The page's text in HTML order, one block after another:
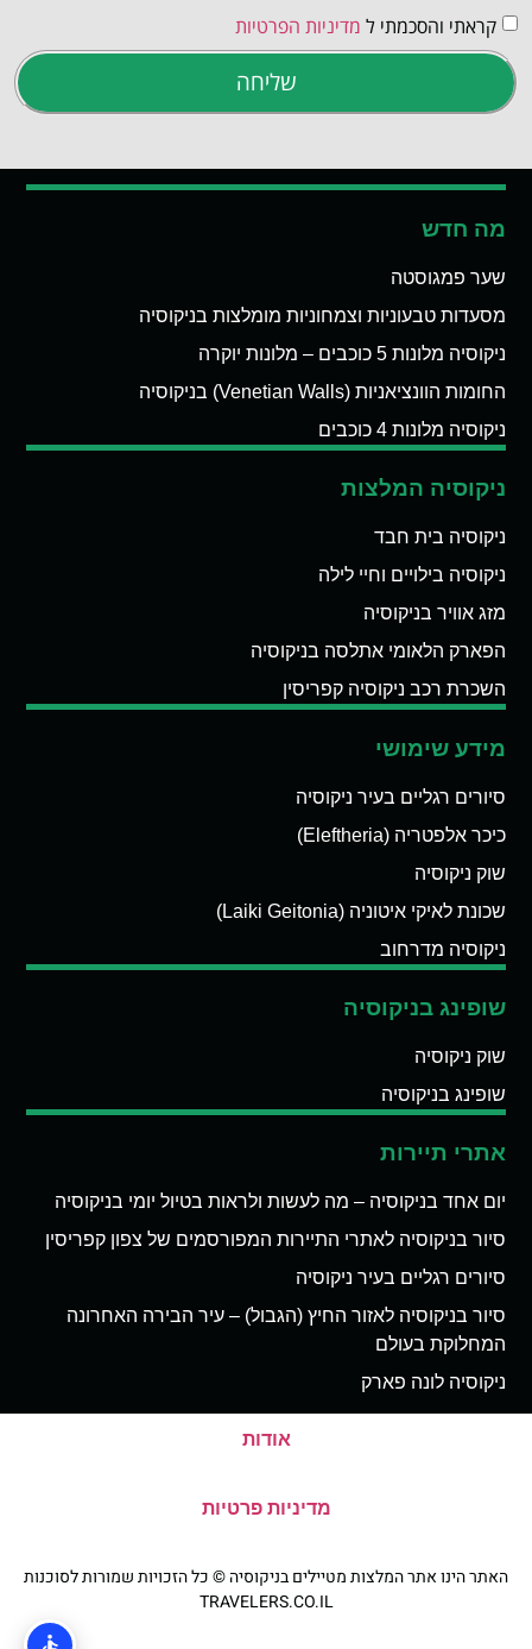
קראתי והסכמתי ל מדיניות הפרטיות
שליחה
מה חדש
שער פמגוסטה
מסעדות טבעוניות וצמחוניות מומלצות בניקוסיה
ניקוסיה מלונות 5 כוכבים – מלונות יוקרה
החומות הוונציאניות (Venetian Walls) בניקוסיה
ניקוסיה מלונות 4 כוכבים
ניקוסיה המלצות
ניקוסיה בית חבד
ניקוסיה בילויים וחיי לילה
מזג אוויר בניקוסיה
הפארק הלאומי אתלסה בניקוסיה
השכרת רכב ניקוסיה קפריסין
מידע שימושי
סיורים רגליים בעיר ניקוסיה
כיכר אלפטריה (Eleftheria)
שוק ניקוסיה
שכונת לאיקי איטוניה (Laiki Geitonia)
ניקוסיה מדרחוב
שופינג בניקוסיה
שוק ניקוסיה
שופינג בניקוסיה
אתרי תיירות
יום אחד בניקוסיה – מה לעשות ולראות בטיול יומי בניקוסיה
סיור בניקוסיה לאתרי התיירות המפורסמים של צפון קפריסין
סיורים רגליים בעיר ניקוסיה
סיור בניקוסיה לאזור החיץ (הגבול) – עיר הבירה האחרונה
המחלוקת בעולם
ניקוסיה לונה פארק
אודות
מדיניות פרטיות
האתר הינו אתר המלצות מטיילים בניקוסיה © כל הזכויות שמורות לסוכנות
TRAVELERS.CO.IL